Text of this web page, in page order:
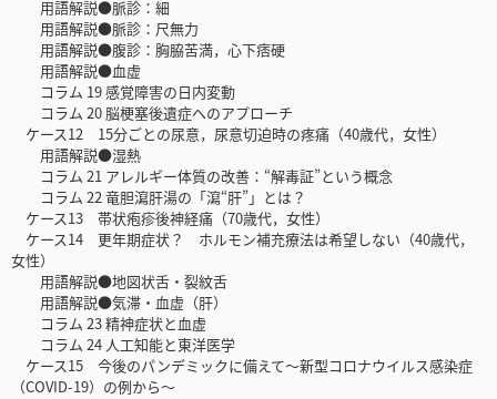
用語解説●脈診：細
用語解説●脈診：尺無力
用語解説●腹診：胸脇苦満，心下痞硬
用語解説●血虚
コラム 19 感覚障害の日内変動
コラム 20 脳梗塞後遺症へのアプローチ
ケース12 15分ごとの尿意，尿意切迫時の疼痛（40歳代，女性）
用語解説●湿熱
コラム 21 アレルギー体質の改善：“解毒証”という概念
コラム 22 竜胆瀉肝湯の「瀉“肝”」とは？
ケース13 帯状疱疹後神経痛（70歳代，女性）
ケース14 更年期症状？ ホルモン補充療法は希望しない（40歳代，
女性）
用語解説●地図状舌・裂紋舌
用語解説●気滞・血虚（肝）
コラム 23 精神症状と血虚
コラム 24 人工知能と東洋医学
ケース15 今後のパンデミックに備えて～新型コロナウイルス感染症
（COVID-19）の例から～